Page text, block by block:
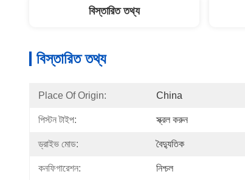
বিস্তারিত তথ্য
বিস্তারিত তথ্য
Place Of Origin: China
পিস্টন টাইপ: স্ক্রল করুন
ড্রাইভ মোড: বৈদ্যুতিক
কনফিগারেশন: নিশ্চল